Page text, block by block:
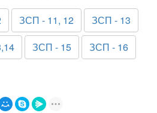
ЗСП - 11, 12
ЗСП - 13
ЗСП - 15
ЗСП - 16